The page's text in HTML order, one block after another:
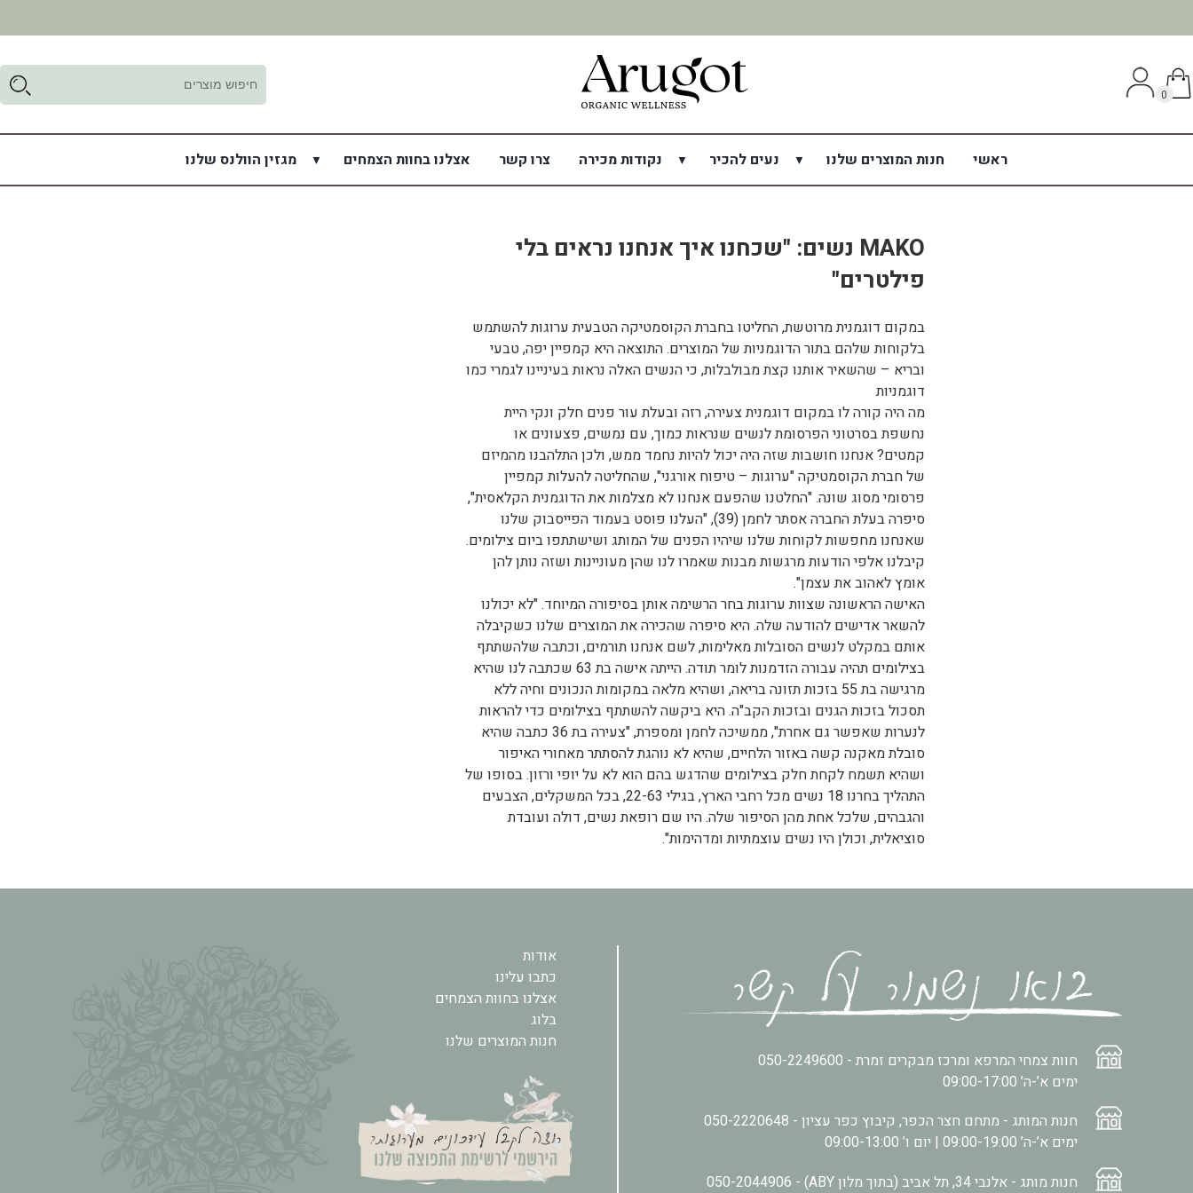
0
ראשי חנות המוצרים שלנו נעים להכיר נקודות מכירה צרו קשר אצלנו בחוות הצמחים מגזין הוולנס שלנו
MAKO נשים: "שכחנו איך אנחנו נראים בלי
פילטרים"
במקום דוגמנית מרוטשת, החליטו בחברת הקוסמטיקה הטבעית ערוגות להשתמש
בלקוחות שלהם בתור הדוגמניות של המוצרים. התוצאה היא קמפיין יפה, טבעי
ובריא – שהשאיר אותנו קצת מבולבלות, כי הנשים האלה נראות בעיניינו לגמרי כמו
דוגמניות
מה היה קורה לו במקום דוגמנית צעירה, רזה ובעלת עור פנים חלק ונקי היית
נחשפת בסרטוני הפרסומת לנשים שנראות כמוך, עם נמשים, פצעונים או
קמטים? אנחנו חושבות שזה היה יכול להיות נחמד ממש, ולכן התלהבנו מהמיזם
של חברת הקוסמטיקה "ערוגות – טיפוח אורגני", שהחליטה להעלות קמפיין
פרסומי מסוג שונה. "החלטנו שהפעם אנחנו לא מצלמות את הדוגמנית הקלאסית",
סיפרה בעלת החברה אסתר לחמן (39), "העלנו פוסט בעמוד הפייסבוק שלנו
שאנחנו מחפשות לקוחות שלנו שיהיו הפנים של המותג ושישתתפו ביום צילומים.
קיבלנו אלפי הודעות מרגשות מבנות שאמרו לנו שהן מעוניינות ושזה נותן להן
אומץ לאהוב את עצמן".
האישה הראשונה שצוות ערוגות בחר הרשימה אותן בסיפורה המיוחד. "לא יכולנו
להשאר אדישים להודעה שלה. היא סיפרה שהכירה את המוצרים שלנו כשקיבלה
אותם במקלט לנשים הסובלות מאלימות, לשם אנחנו תורמים, וכתבה שלהשתתף
בצילומים תהיה עבורה הזדמנות לומר תודה. הייתה אישה בת 63 שכתבה לנו שהיא
מרגישה בת 55 בזכות תזונה בריאה, ושהיא מלאה במקומות הנכונים וחיה ללא
תסכול בזכות הגנים ובזכות הקב"ה. היא ביקשה להשתתף בצילומים כדי להראות
לנערות שאפשר גם אחרת", ממשיכה לחמן ומספרת, "צעירה בת 36 כתבה שהיא
סובלת מאקנה קשה באזור הלחיים, שהיא לא נוהגת להסתתר מאחורי האיפור
ושהיא תשמח לקחת חלק בצילומים שהדגש בהם הוא לא על יופי ורזון. בסופו של
התהליך בחרנו 18 נשים מכל רחבי הארץ, בגילי 22-63, בכל המשקלים, הצבעים
והגבהים, שלכל אחת מהן הסיפור שלה. היו שם רופאת נשים, דולה ועובדת
סוציאלית, וכולן היו נשים עוצמתיות ומדהימות".
חוות צמחי המרפא ומרכז מבקרים זמרת - 050-2249600
ימים א’-ה’ 09:00-17:00
חנות המותג - מתחם חצר הכפר, קיבוץ כפר עציון - 050-2220648
ימים א’-ה’ 09:00-19:00 | יום ו’ 09:00-13:00
חנות מותג - אלנבי 34, תל אביב (בתוך מלון ABY) -
050-2044906
אודות
כתבו עלינו
אצלנו בחוות הצמחים
בלוג
חנות המוצרים שלנו